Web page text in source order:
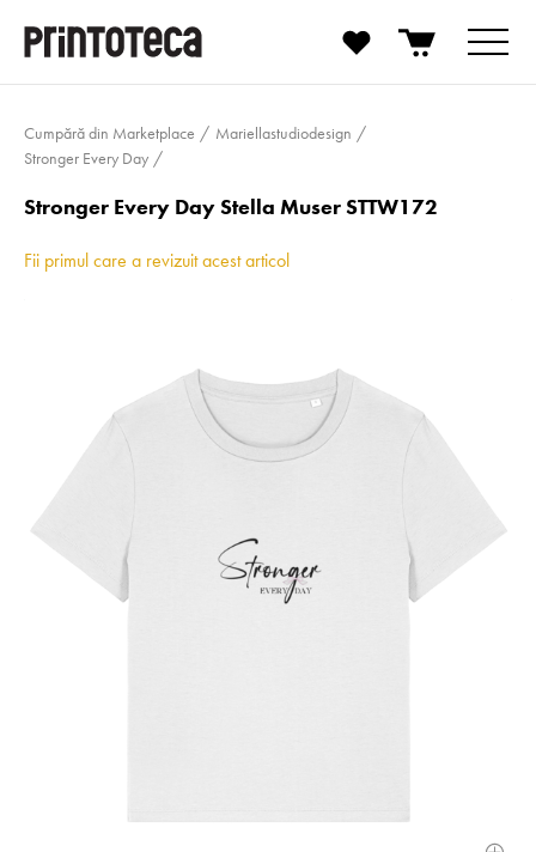
Cumpără din Marketplace
Mari­el­las­tudi­odesign
Stronger Every Day
Stronger Every Day Stella Muser STTW172
Fii primul care a revizuit acest articol